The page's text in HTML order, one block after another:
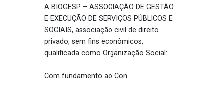
A BIOGESP – ASSOCIAÇÃO DE GESTÃO
E EXECUÇÃO DE SERVIÇOS PÚBLICOS E
SOCIAIS, associação civil de direito
privado, sem fins econômicos,
qualificada como Organização Social:
Com fundamento ao Con...